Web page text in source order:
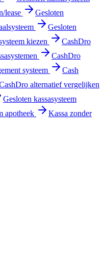
lease
Gesloten
Gesloten
kiezen
CashDro
CashDro
systeem
Cash
alternatief vergelijken
Gesloten kassasysteem
apotheek
Kassa zonder